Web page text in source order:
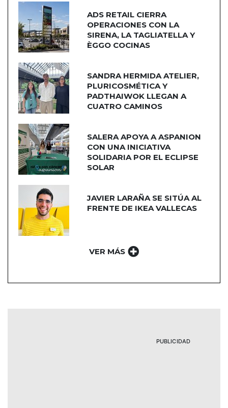
ADS RETAIL CIERRA
OPERACIONES CON LA
SIRENA, LA TAGLIATELLA Y
ÈGGO COCINAS
SANDRA HERMIDA ATELIER,
PLURICOSMÉTICA Y
PADTHAIWOK LLEGAN A
CUATRO CAMINOS
SALERA APOYA A ASPANION
CON UNA INICIATIVA
SOLIDARIA POR EL ECLIPSE
SOLAR
JAVIER LARAÑA SE SITÚA AL
FRENTE DE IKEA VALLECAS
VER MÁS
PUBLICIDAD